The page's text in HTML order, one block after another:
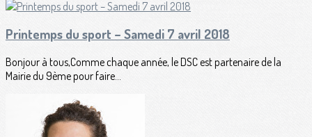
Printemps du sport – Samedi 7 avril 2018
Bonjour à tous,Comme chaque année, le DSC est partenaire de la
Mairie du 9ème pour faire...